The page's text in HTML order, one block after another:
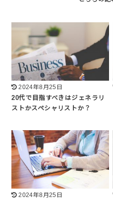
2024年8月25日
20代で目指すべきはジェネラリ
ストかスペシャリストか？
2024年8月25日